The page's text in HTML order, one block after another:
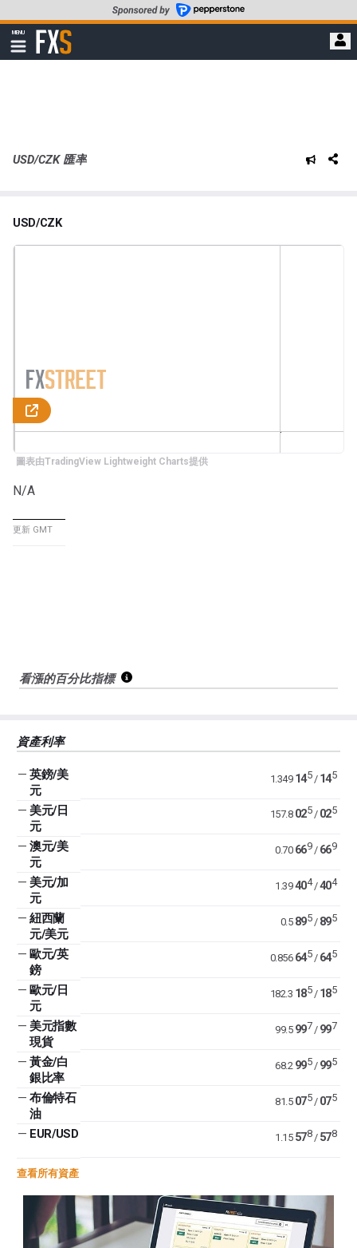
至
要
MENU
顯
示
FXStreet
USD/CZK 匯率
USD/CZK
圖表由TradingView Lightweight Charts提供
N/A
更新 GMT
看漲的百分比指標
資產利率
— 英鎊/美
元
1.349 145/ 145
— 美元/日
元
157.8 025/ 025
— 澳元/美
元
0.70 669/ 669
— 美元/加
元
1.39 404/404
— 紐西蘭
元/美元
0.5 895/ 895
— 歐元/英
鎊
0.856 645/ 645
— 歐元/日
元
182.3 185/ 185
— 美元指數
現貨
99.5 997 / 997
— 黃金/白
銀比率
68.2 995/ 995
— 布倫特石
油
81.5 075/ 075
— EUR/USD 1.15 578/ 578
查看所有資產